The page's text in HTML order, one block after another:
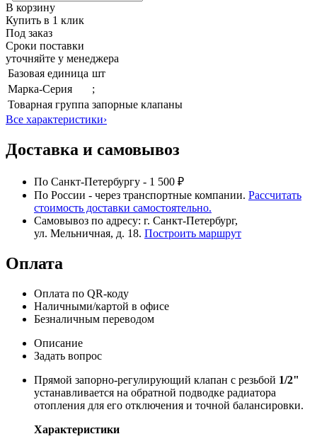
В корзину
Купить в 1 клик
Под заказ
Сроки поставки
уточняйте у менеджера
Базовая единица шт
Марка-Серия
;
Товарная группа запорные клапаны
Все характеристики›
Доставка и самовывоз
По Санкт-Петербургу - 1 500 ₽
По России - через транспортные компании. Рассчитать
стоимость доставки самостоятельно.
Самовывоз по адресу: г. Санкт-Петербург,
ул. Мельничная, д. 18. Построить маршрут
Оплата
Оплата по QR-коду
Наличными/картой в офисе
Безналичным переводом
Описание
Задать вопрос
Прямой запорно-регулирующий клапан с резьбой 1/2"
устанавливается на обратной подводке радиатора
отопления для его отключения и точной балансировки.
Характеристики